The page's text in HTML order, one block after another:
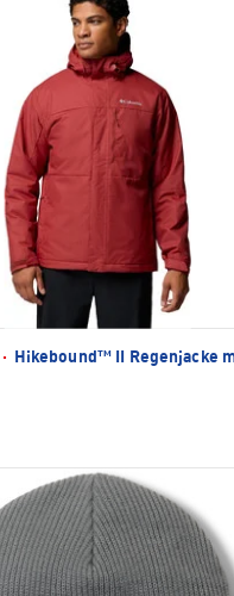
·
Hikebound™ II Regenjacke